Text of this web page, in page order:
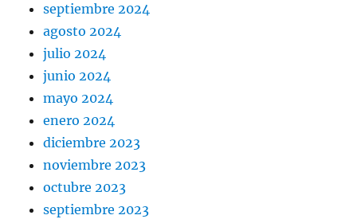
septiembre 2024
agosto 2024
julio 2024
junio 2024
mayo 2024
enero 2024
diciembre 2023
noviembre 2023
octubre 2023
septiembre 2023